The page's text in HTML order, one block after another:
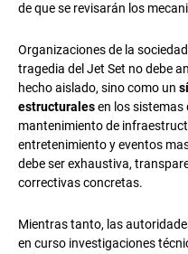
de que se revisarán los
Organizaciones de la
tragedia del Jet Set no debe
hecho aislado, sino como un
estructuralesen los sistemas
mantenimiento de
entretenimiento y eventos
debe ser exhaustiva,
correctivas concretas.
Mientras tanto, las
en curso investigaciones